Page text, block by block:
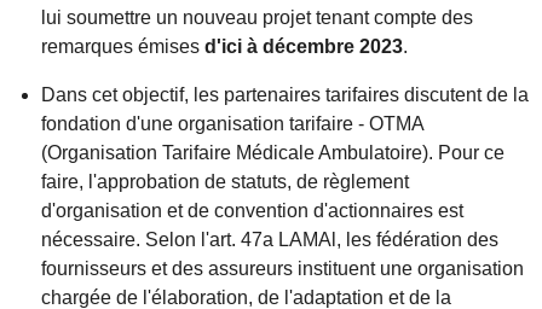
lui soumettre un nouveau projet tenant compte des
remarques émises d'ici à décembre 2023.
Dans cet objectif, les partenaires tarifaires discutent de la
fondation d'une organisation tarifaire - OTMA
(Organisation Tarifaire Médicale Ambulatoire). Pour ce
faire, l'approbation de statuts, de règlement
d'organisation et de convention d'actionnaires est
nécessaire. Selon l'art. 47a LAMAl, les fédération des
fournisseurs et des assureurs instituent une organisation
chargée de l'élaboration, de l'adaptation et de la